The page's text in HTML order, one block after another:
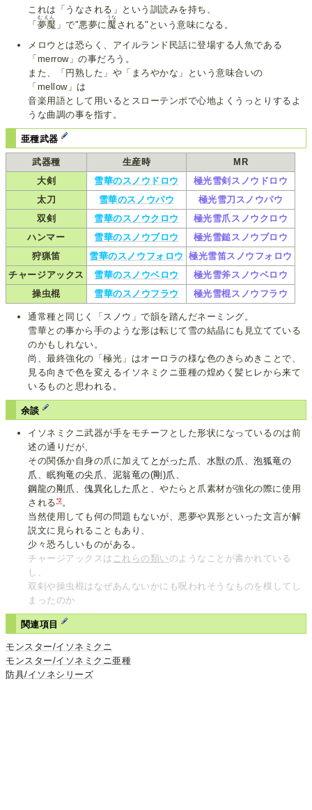
これは「うなされる」という訓読みを持ち、
「夢魘
むえん
」で"悪夢に 魘
うな
される"という意味になる。
メロウとは恐らく、アイルランド民話に登場する人魚である
「merrow」の事だろう。
また、「円熟した」や「まろやかな」という意味合いの
「mellow」は
音楽用語として用いるとスローテンポで心地よくうっとりするよ
うな曲調の事を指す。
亜種武器
武器種 生産時
MR
大剣
雪華のスノウドロウ
極光雪剣スノウドロウ
太刀
雪華のスノウパウ
極光雪刀スノウパウ
双剣
雪華のスノウクロウ
極光雪爪スノウクロウ
ハンマー
雪華のスノウブロウ
極光雪鎚スノウブロウ
狩猟笛
雪華のスノウフォロウ
極光雪笛スノウフォロウ
チャージアックス
雪華のスノウベロウ
極光雪斧スノウベロウ
操虫棍
雪華のスノウフラウ 極光雪棍スノウフラウ
通常種と同じく「スノウ」で韻を踏んだネーミング。
雪華との事から手のような形は転じて雪の結晶にも見立てている
のかもしれない。
尚、最終強化の「極光」はオーロラの様な色のきらめきことで、
見る向きで色を変えるイソネミクニ亜種の煌めく髪ヒレから来て
いるものと思われる。
余談
イソネミクニ武器が手をモチーフとした形状になっているのは前
述の通りだが、
その関係か自身の爪に加えて とがった爪、 水獣の爪 、泡狐竜の
爪 、眠狗竜の尖爪、 泥翁竜の(剛)爪 、
鋼龍の剛爪 、傀異化した爪 と、やたらと爪素材が強化の際に使用
される *2。
当然使用しても何の問題もないが、悪夢や異形といった文言が解
説文に見られることもあり、
少々恐ろしいものがある。
チャージアックスは これ らの 類いのようなことが書かれている
し、
双剣や操虫棍はなぜあんないかにも呪われそうなものを模してし
まったのか
関連項目
モンスター/イソネミクニ
モンスター/イソネミクニ亜種
防具/イソネシリーズ